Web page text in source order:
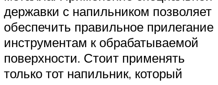
державки с напильником позволяет
обеспечить правильное прилегание
инструментам к обрабатываемой
поверхности. Стоит применять
только тот напильник, который